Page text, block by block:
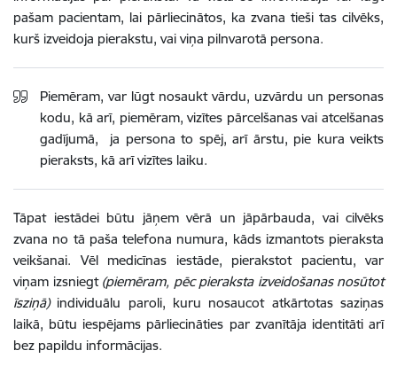
pašam pacientam, lai pārliecinātos, ka zvana tieši tas cilvēks,
kurš izveidoja pierakstu, vai viņa pilnvarotā persona.
Piemēram, var lūgt nosaukt vārdu, uzvārdu un personas
kodu, kā arī, piemēram, vizītes pārcelšanas vai atcelšanas
gadījumā, ja persona to spēj, arī ārstu, pie kura veikts
pieraksts, kā arī vizītes laiku.
Tāpat iestādei būtu jāņem vērā un jāpārbauda, vai cilvēks
zvana no tā paša telefona numura, kāds izmantots pieraksta
veikšanai. Vēl medicīnas iestāde, pierakstot pacientu, var
viņam izsniegt (piemēram, pēc pieraksta izveidošanas nosūtot
īsziņā)individuālu paroli, kuru nosaucot atkārtotas saziņas
laikā, būtu iespējams pārliecināties par zvanītāja identitāti arī
bez papildu informācijas.